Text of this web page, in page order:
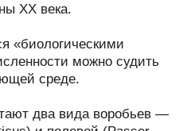
ХХ века.
«биологическими
можно судить
среде.
два вида воробьев —